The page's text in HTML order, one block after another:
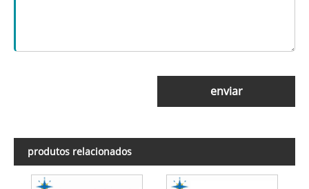
enviar
produtos relacionados